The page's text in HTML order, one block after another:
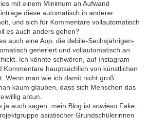
mit einem Minimum an Aufwand
diese automatisch in anderer
und sich für Kommentare vollautomatisch
es auch anders gehen?
auch eine App, die debile-Sechsjährigen-
generiert und vollautomatisch an
Ich könnte schwören, auf Instagram
Kommentare hauptsächlich von künstlichen
Wenn man wie ich damit nicht groß
kaum glauben, dass sich Menschen das
antun.
ja auch sagen: mein Blog ist sowieso Fake,
asiatischer Grundschülerinnen